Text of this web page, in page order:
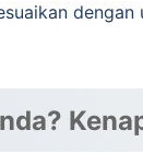
dengan